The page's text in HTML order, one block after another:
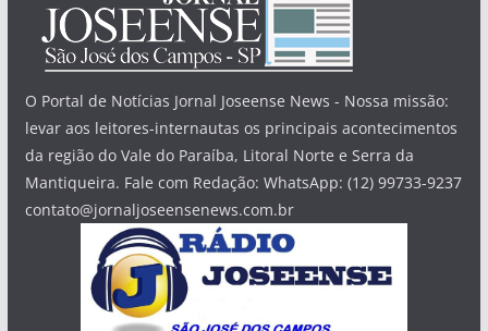
O Portal de Notícias Jornal Joseense News - Nossa missão:
levar aos leitores-internautas os principais acontecimentos
da região do Vale do Paraíba, Litoral Norte e Serra da
Mantiqueira. Fale com Redação: WhatsApp: (12) 99733-9237
contato@jornaljoseensenews.com.br